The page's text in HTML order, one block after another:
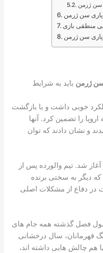
سن ژرمن
و پاری سن ژرمن
منطقی بازی
و پاری سن ژرمن
سن ژرمن باید به شرایط
خوبی داشت و با بازگشت
را تضمین کرد. آنها
و نشان دادند که توان
شد. تیم والورده پس از
که دیگر به سختی برنده
در دفاع از مشکلات اصلی
فصل گذشته همه جام های
قهرمانان، سال درخشانی
هم چالش هایی داشته اند،